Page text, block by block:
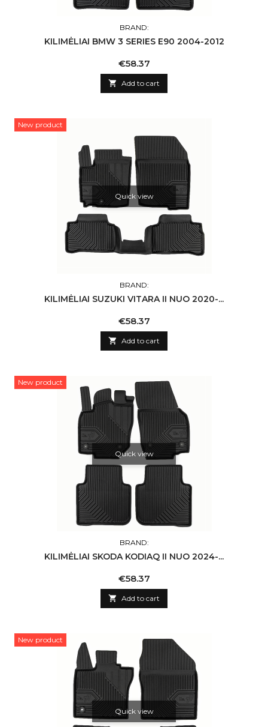
BRAND:
KILIMĖLIAI BMW 3 SERIES E90 2004-2012
Price
€58.37
 Add to cart
New product
Quick view
BRAND:
KILIMĖLIAI SUZUKI VITARA II NUO 2020-...
Price
€58.37
 Add to cart
New product
Quick view
BRAND:
KILIMĖLIAI SKODA KODIAQ II NUO 2024-...
Price
€58.37
 Add to cart
New product
Quick view